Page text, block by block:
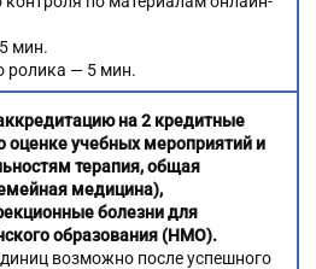
мин.
ролика — 5 мин.
на 2 кредитные
оценке учебных мероприятий и
терапия, общая
медицина),
болезни для
образования (НМО).
возможно после успешного